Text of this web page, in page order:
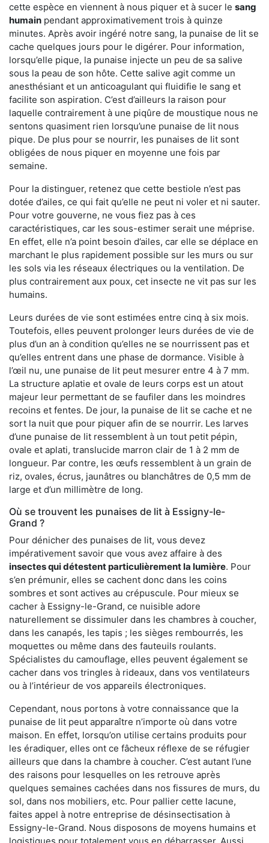
cette espèce en viennent à nous piquer et à sucer le sang
humain pendant approximativement trois à quinze
minutes. Après avoir ingéré notre sang, la punaise de lit se
cache quelques jours pour le digérer. Pour information,
lorsqu’elle pique, la punaise injecte un peu de sa salive
sous la peau de son hôte. Cette salive agit comme un
anesthésiant et un anticoagulant qui fluidifie le sang et
facilite son aspiration. C’est d’ailleurs la raison pour
laquelle contrairement à une piqûre de moustique nous ne
sentons quasiment rien lorsqu’une punaise de lit nous
pique. De plus pour se nourrir, les punaises de lit sont
obligées de nous piquer en moyenne une fois par
semaine.
Pour la distinguer, retenez que cette bestiole n’est pas
dotée d’ailes, ce qui fait qu’elle ne peut ni voler et ni sauter.
Pour votre gouverne, ne vous fiez pas à ces
caractéristiques, car les sous-estimer serait une méprise.
En effet, elle n’a point besoin d’ailes, car elle se déplace en
marchant le plus rapidement possible sur les murs ou sur
les sols via les réseaux électriques ou la ventilation. De
plus contrairement aux poux, cet insecte ne vit pas sur les
humains.
Leurs durées de vie sont estimées entre cinq à six mois.
Toutefois, elles peuvent prolonger leurs durées de vie de
plus d’un an à condition qu’elles ne se nourrissent pas et
qu’elles entrent dans une phase de dormance. Visible à
l’œil nu, une punaise de lit peut mesurer entre 4 à 7 mm.
La structure aplatie et ovale de leurs corps est un atout
majeur leur permettant de se faufiler dans les moindres
recoins et fentes. De jour, la punaise de lit se cache et ne
sort la nuit que pour piquer afin de se nourrir. Les larves
d’une punaise de lit ressemblent à un tout petit pépin,
ovale et aplati, translucide marron clair de 1 à 2 mm de
longueur. Par contre, les œufs ressemblent à un grain de
riz, ovales, écrus, jaunâtres ou blanchâtres de 0,5 mm de
large et d’un millimètre de long.
Où se trouvent les punaises de lit à Essigny-le-
Grand ?
Pour dénicher des punaises de lit, vous devez
impérativement savoir que vous avez affaire à des
insectes qui détestent particulièrement la lumière. Pour
s’en prémunir, elles se cachent donc dans les coins
sombres et sont actives au crépuscule. Pour mieux se
cacher à Essigny-le-Grand, ce nuisible adore
naturellement se dissimuler dans les chambres à coucher,
dans les canapés, les tapis ; les sièges rembourrés, les
moquettes ou même dans des fauteuils roulants.
Spécialistes du camouflage, elles peuvent également se
cacher dans vos tringles à rideaux, dans vos ventilateurs
ou à l’intérieur de vos appareils électroniques.
Cependant, nous portons à votre connaissance que la
punaise de lit peut apparaître n’importe où dans votre
maison. En effet, lorsqu’on utilise certains produits pour
les éradiquer, elles ont ce fâcheux réflexe de se réfugier
ailleurs que dans la chambre à coucher. C’est autant l’une
des raisons pour lesquelles on les retrouve après
quelques semaines cachées dans nos fissures de murs, du
sol, dans nos mobiliers, etc. Pour pallier cette lacune,
faites appel à notre entreprise de désinsectisation à
Essigny-le-Grand. Nous disposons de moyens humains et
logistiques pour totalement vous en débarrasser. Aussi,